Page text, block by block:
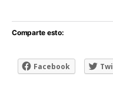
Comparte esto:
Facebook